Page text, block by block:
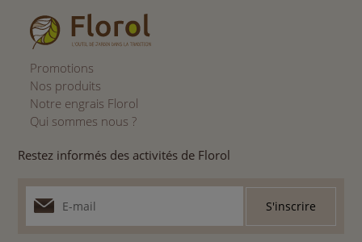
Promotions
Nos produits
Notre engrais Florol
Qui sommes nous ?
Restez informés des activités de Florol